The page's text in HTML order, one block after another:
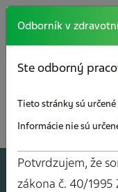
AJOV Y
Odborník v
Ste odborný
Tieto stránky sú
Informácie nie sú
Potvrdzujem, že
zákona č. 40/